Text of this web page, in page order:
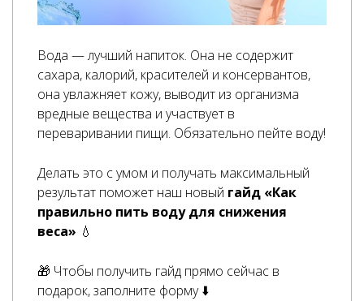
Вода — лучший напиток. Она не содержит
сахара, калорий, красителей и консервантов,
она увлажняет кожу, выводит из организма
вредные вещества и участвует в
переваривании пищи. Обязательно пейте воду!
Делать это с умом и получать максимальный
результат поможет наш новый гайд «Как
правильно пить воду для снижения
веса» 💧
🎁 Чтобы получить гайд прямо сейчас в
подарок, заполните форму ⬇️